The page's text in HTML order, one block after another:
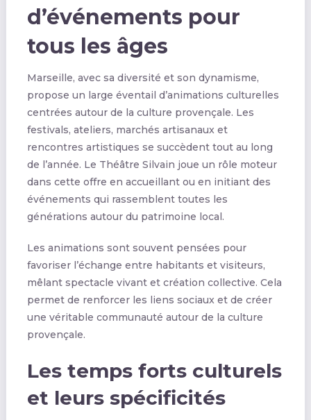
d’événements pour
tous les âges
Marseille, avec sa diversité et son dynamisme,
propose un large éventail d’animations culturelles
centrées autour de la culture provençale. Les
festivals, ateliers, marchés artisanaux et
rencontres artistiques se succèdent tout au long
de l’année. Le Théâtre Silvain joue un rôle moteur
dans cette offre en accueillant ou en initiant des
événements qui rassemblent toutes les
générations autour du patrimoine local.
Les animations sont souvent pensées pour
favoriser l’échange entre habitants et visiteurs,
mêlant spectacle vivant et création collective. Cela
permet de renforcer les liens sociaux et de créer
une véritable communauté autour de la culture
provençale.
Les temps forts culturels
et leurs spécificités